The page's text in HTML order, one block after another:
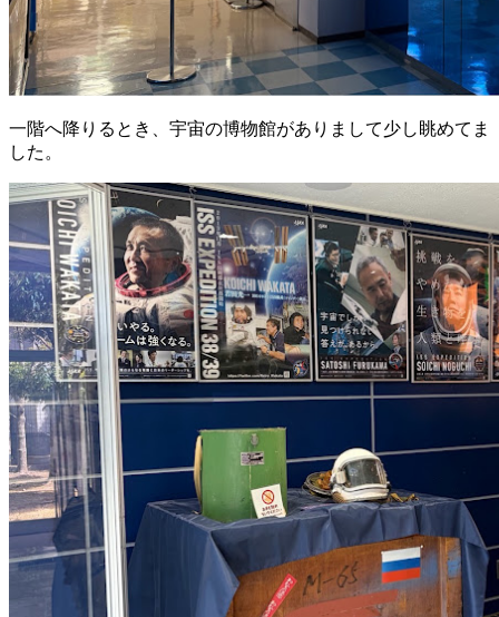
一階へ降りるとき、宇宙の博物館がありまして少し眺めてま
した。